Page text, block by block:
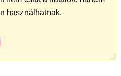
használhatnak.